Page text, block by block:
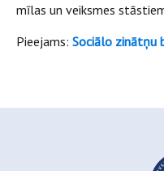
mīlas un veiksmes
Pieejams: Sociālo zinātņu